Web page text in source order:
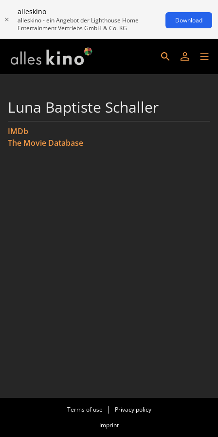
alleskino
alleskino - ein Angebot der Lighthouse Home
Entertainment Vertriebs GmbH & Co. KG
Download
Luna Baptiste Schaller
IMDb
The Movie Database
Terms of use
Privacy policy
Imprint